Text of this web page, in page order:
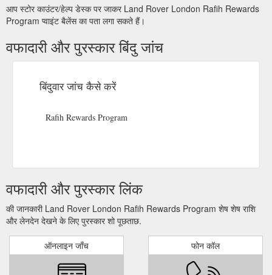
आप स्टोर काउंटर/हेल्प डेस्क पर जाकर Land Rover London Rafih Rewards
Program प्वाइंट बैलेंस का पता लगा सकते हैं।
वफादारी और पुरस्कार बिंदु जांच
बिंदुवार जांच कैसे करें
Rafih Rewards Program
वफादारी और पुरस्कार लिंक
की जानकारी Land Rover London Rafih Rewards Program शेष शेष राशि
और लेनदेन देखने के लिए पुरस्कार शो पूछताछ.
ऑनलाइन जाँच फोन कॉल